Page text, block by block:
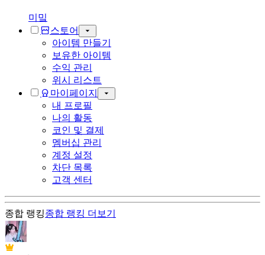
미밐
스토어
아이템 만들기
보유한 아이템
수익 관리
위시 리스트
마이페이지
내 프로필
나의 활동
코인 및 결제
멤버십 관리
계정 설정
차단 목록
고객 센터
종합 랭킹종합 랭킹 더보기